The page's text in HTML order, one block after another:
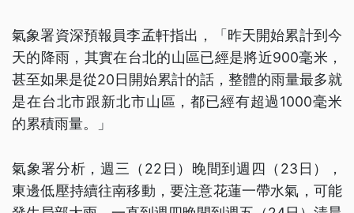
氣象署資深預報員李孟軒指出，「昨天開始累計到今
天的降雨，其實在台北的山區已經是將近900毫米，
甚至如果是從20日開始累計的話，整體的雨量最多就
是在台北市跟新北市山區，都已經有超過1000毫米
的累積雨量。」
氣象署分析，週三（22日）晚間到週四（23日），
東邊低壓持續往南移動，要注意花蓮一帶水氣，可能